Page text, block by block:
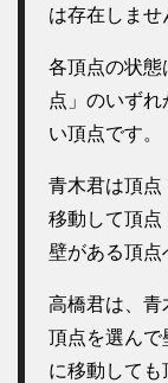
は存在しませ
各頂点の状態
点」のいず
い頂点です。
青木君は頂点
移動して頂点
壁がある頂点
高橋君は、青
頂点を選んで
に移動しても